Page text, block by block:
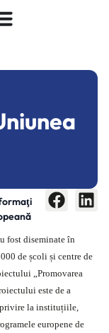
fost diseminate în
de școli și centre de
„Promovarea
este de a
la instituțiile,
europene de